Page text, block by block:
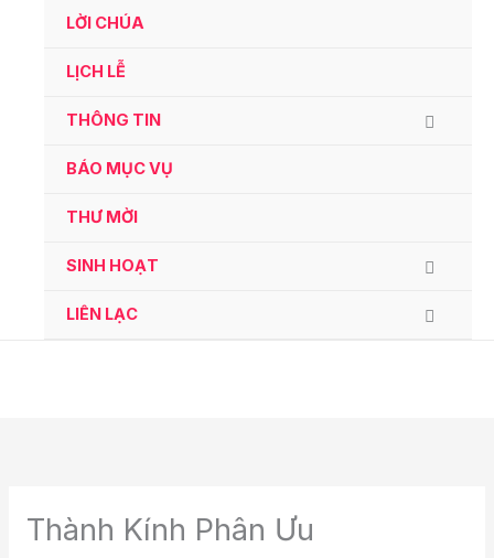
LỜI CHÚA
LỊCH LỄ
THÔNG TIN
BÁO MỤC VỤ
THƯ MỜI
SINH HOẠT
LIÊN LẠC
Thành Kính Phân Ưu